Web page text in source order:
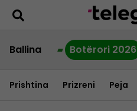
Ballina Botërori 2026
Prishtina Prizreni Peja